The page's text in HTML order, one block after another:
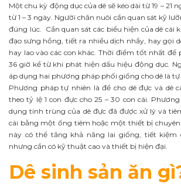
Một chu kỳ động dục của dê sẽ kéo dài từ 19 – 21
từ 1 – 3 ngày. Người chăn nuôi cần quan sát kỹ
đúng lúc. Cần quan sát các biểu hiện của dê cái
đạo sưng hồng, tiết ra nhiều dịch nhầy, hay gọi
hay lao vào các con khác. Thời điểm tốt nhất để
36 giờ kể từ khi phát hiện dấu hiệu động dục.
áp dụng hai phương pháp phối giống cho dê là tự
Phương pháp tự nhiên là để cho dê đực và dê
theo tỷ lệ 1 con đực cho 25 – 30 con cái.
dụng tinh trùng của dê đực đã được xử lý và
cái bằng một ống tiêm hoặc một thiết bị
này có thể tăng khả năng lai giống, tiết kiệm
nhưng cần có kỹ thuật cao và thiết bị hiện đại.
Dê sinh sản ăn